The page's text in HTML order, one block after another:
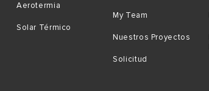
Aerotermia
Solar Térmico
My Team
Nuestros Proyectos
Solicitud